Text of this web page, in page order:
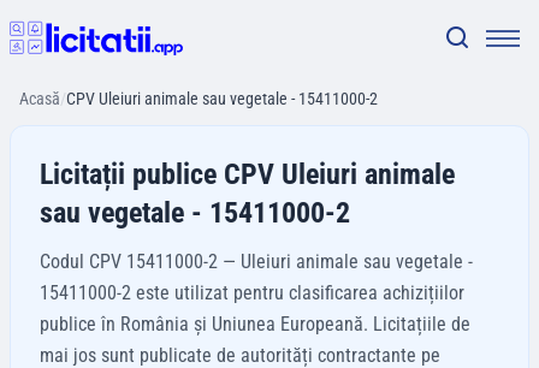
Acasă/CPV Uleiuri animale sau vegetale - 15411000-2
Licitații publice CPV Uleiuri animale
sau vegetale - 15411000-2
Codul CPV 15411000-2 — Uleiuri animale sau vegetale -
15411000-2 este utilizat pentru clasificarea achizițiilor
publice în România și Uniunea Europeană. Licitațiile de
mai jos sunt publicate de autorități contractante pe